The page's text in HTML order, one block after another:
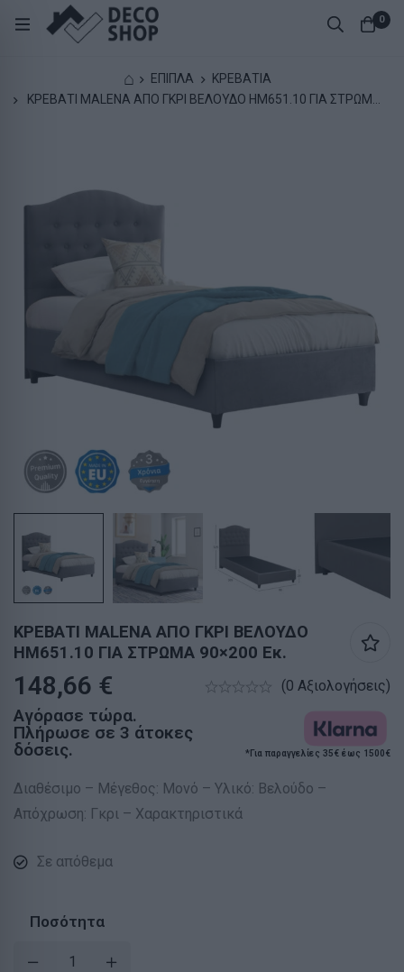
0
⌂ ΕΠΙΠΛΑ
ΚΡΕΒΑΤΙΑ
ΚΡΕΒΑΤΙ MALENA ΑΠΟ ΓΚΡΙ ΒΕΛΟΥΔΟ HM651.10 ΓΙΑ ΣΤΡΩΜΑ
ΚΡΕΒΑΤΙ MALENA ΑΠΟ ΓΚΡΙ ΒΕΛΟΥΔΟ
HM651.10 ΓΙΑ ΣΤΡΩΜΑ 90×200 Εκ.
148,66 € (0 Αξιολογήσεις)
Αγόρασε τώρα.
Πλήρωσε σε 3 άτοκες
δόσεις.
*Για παραγγελίες 35€ έως 1500€
Διαθέσιμο – Μέγεθος: Μονό – Υλικό: Βελούδο –
Απόχρωση: Γκρι – Χαρακτηριστικά
Σε απόθεμα
Ποσότητα